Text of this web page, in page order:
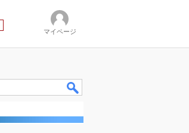
マイページ